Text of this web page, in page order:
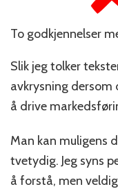
To godkjennelser
Slik jeg tolker
avkrysning dersom
å drive
Man kan muligens
tvetydig. Jeg syns
å forstå, men